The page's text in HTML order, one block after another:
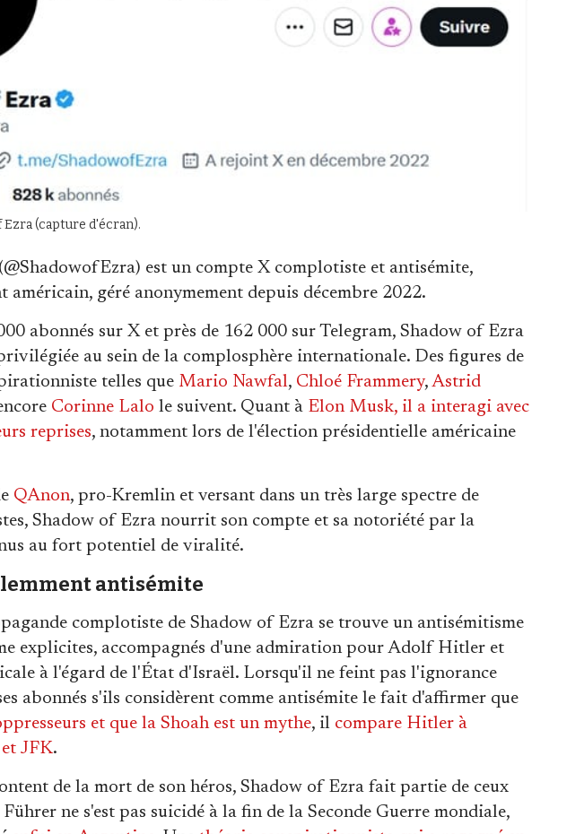
Ezra (capture d'écran).
(@ShadowofEzra) est un compte X complotiste et antisémite,
américain, géré anonymement depuis décembre 2022.
abonnés sur X et près de 162 000 sur Telegram, Shadow of Ezra
au sein de la complosphère internationale. Des figures de
telles que Mario Nawfal, Chloé Frammery, Astrid
Corinne Lalo le suivent. Quant à Elon Musk, il a interagi avec
reprises, notamment lors de l'élection présidentielle américaine
QAnon, pro-Kremlin et versant dans un très large spectre de
Shadow of Ezra nourrit son compte et sa notoriété par la
au fort potentiel de viralité.
antisémite
complotiste de Shadow of Ezra se trouve un antisémitisme
explicites, accompagnés d'une admiration pour Adolf Hitler et
à l'égard de l'État d'Israël. Lorsqu'il ne feint pas l'ignorance
abonnés s'ils considèrent comme antisémite le fait d'affirmer que
et que la Shoah est un mythe, il compare Hitler à
JFK.
de la mort de son héros, Shadow of Ezra fait partie de ceux
ne s'est pas suicidé à la fin de la Seconde Guerre mondiale,